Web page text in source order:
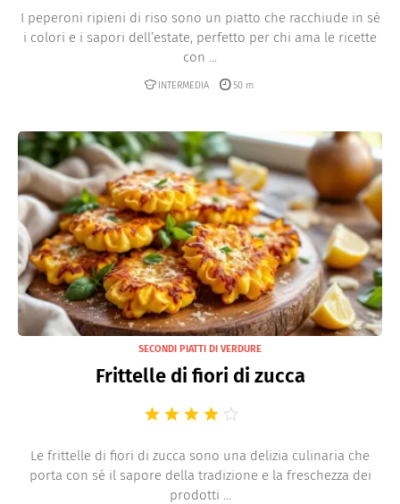
I peperoni ripieni di riso sono un piatto che racchiude in sé
i colori e i sapori dell’estate, perfetto per chi ama le ricette
con ...
INTERMEDIA 50 m
SECONDI PIATTI DI VERDURE
Frittelle di fiori di zucca
Le frittelle di fiori di zucca sono una delizia culinaria che
porta con sé il sapore della tradizione e la freschezza dei
prodotti ...